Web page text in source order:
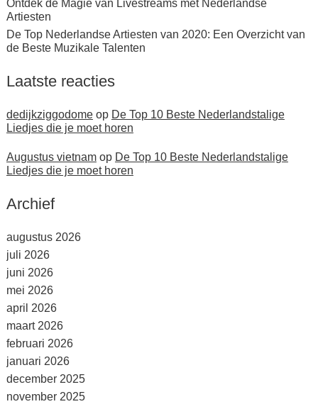
Ontdek de Magie van Livestreams met Nederlandse
Artiesten
De Top Nederlandse Artiesten van 2020: Een Overzicht van
de Beste Muzikale Talenten
Laatste reacties
dedijkziggodomeop De Top 10 Beste Nederlandstalige
Liedjes die je moet horen
Augustus vietnamop De Top 10 Beste Nederlandstalige
Liedjes die je moet horen
Archief
augustus 2026
juli 2026
juni 2026
mei 2026
april 2026
maart 2026
februari 2026
januari 2026
december 2025
november 2025